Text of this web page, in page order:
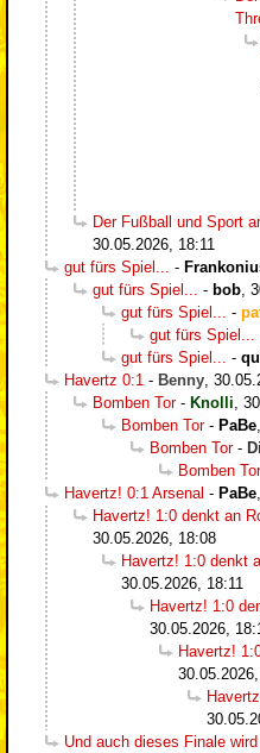
Der Fußball und Sport
30.05.2026, 18:11
gut fürs Spiel...
-
gut fürs Spiel...
- bob
gut fürs Spiel...
-
gut fürs Spiel...
gut fürs Spiel...
-
Havertz 0:1 - Benny
Bomben Tor- Knolli
Bomben Tor- PaBe
Bomben Tor-
Bomben Tor
Havertz! 0:1 Arsenal - PaBe
Havertz! 1:0 denkt an
30.05.2026, 18:08
Havertz! 1:0 denkt
30.05.2026, 18:11
Havertz! 1:0
30.05.2026,
Havertz!
Und auch dieses Finale